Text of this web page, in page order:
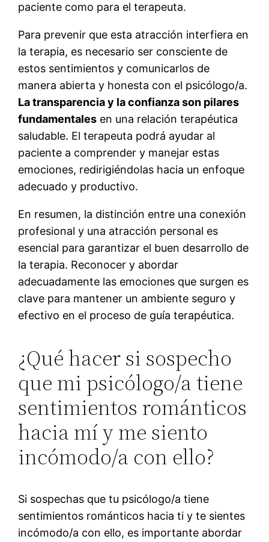
paciente como para el terapeuta.
Para prevenir que esta atracción interfiera en
la terapia, es necesario ser consciente de
estos sentimientos y comunicarlos de
manera abierta y honesta con el psicólogo/a.
La transparencia y la confianza son pilares
fundamentales en una relación terapéutica
saludable. El terapeuta podrá ayudar al
paciente a comprender y manejar estas
emociones, redirigiéndolas hacia un enfoque
adecuado y productivo.
En resumen, la distinción entre una conexión
profesional y una atracción personal es
esencial para garantizar el buen desarrollo de
la terapia. Reconocer y abordar
adecuadamente las emociones que surgen es
clave para mantener un ambiente seguro y
efectivo en el proceso de guía terapéutica.
¿Qué hacer si sospecho
que mi psicólogo/a tiene
sentimientos románticos
hacia mí y me siento
incómodo/a con ello?
Si sospechas que tu psicólogo/a tiene
sentimientos románticos hacia ti y te sientes
incómodo/a con ello, es importante abordar